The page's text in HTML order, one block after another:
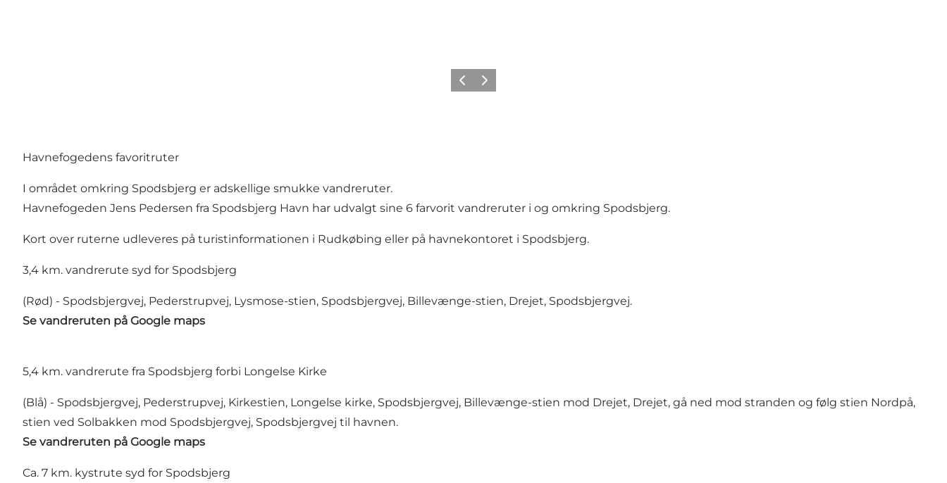
Previous
Next
Havnefogedens favoritruter
I området omkring Spodsbjerg er adskellige smukke vandreruter.
Havnefogeden Jens Pedersen fra Spodsbjerg Havn har udvalgt sine 6 farvorit vandreruter i og omkring Spodsbjerg.
Kort over ruterne udleveres på turistinformationen i Rudkøbing eller på havnekontoret i Spodsbjerg.
3,4 km. vandrerute syd for Spodsbjerg
(Rød) - Spodsbjergvej, Pederstrupvej, Lysmose-stien, Spodsbjergvej, Billevænge-stien, Drejet, Spodsbjergvej.
Se vandreruten på Google maps
5,4 km. vandrerute fra Spodsbjerg forbi Longelse Kirke
(Blå) - Spodsbjergvej, Pederstrupvej, Kirkestien, Longelse kirke, Spodsbjergvej, Billevænge-stien mod Drejet, Drejet, gå ned mod stranden og følg stien Nordpå,
stien ved Solbakken mod Spodsbjergvej, Spodsbjergvej til havnen.
Se vandreruten på Google maps
Ca. 7 km. kystrute syd for Spodsbjerg